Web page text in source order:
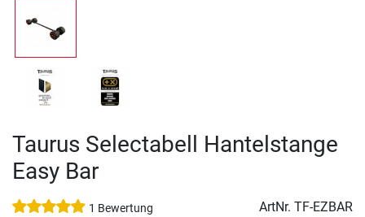
Taurus Selectabell Hantelstange
Easy Bar
1 Bewertung ArtNr. TF-EZBAR